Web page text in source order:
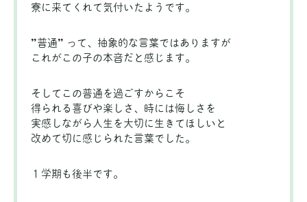
寮に来てくれて気付いたようです。
”普通” って、抽象的な言葉ではありますが
これがこの子の本音だと感じます。
そしてこの普通を過ごすからこそ
得られる喜びや楽しさ、時には悔しさを
実感しながら人生を大切に生きてほしいと
改めて切に感じられた言葉でした。
１学期も後半です。